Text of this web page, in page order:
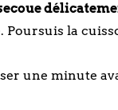
Poursuis la
une minute